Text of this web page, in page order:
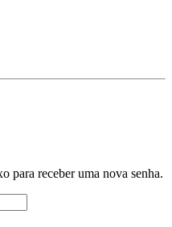
para receber uma nova senha.